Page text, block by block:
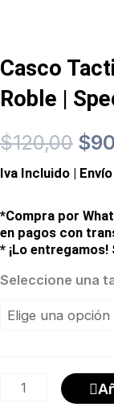
Casco
Roble |
$120,00 El
era:
$
Iva Incluido |
*Compra por
en pagos con
* ¡Lo
Seleccione una
Casco